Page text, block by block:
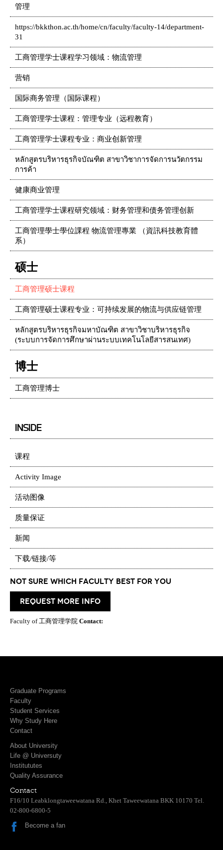
管理
https://bkkthon.ac.th/home/cn/faculty/faculty-14/department-
31
工商管理学士课程学习领域：物流管理
营销
国际商务管理（国际课程）
工商管理学士课程：管理专业（远程教育）
工商管理学士课程专业：商业创新管理
หลักสูตรบริหารธุรกิจบัณฑิต สาขาวิชาการจัดการนวัตกรรม
การค้า
健康商业管理
工商管理学士课程研究领域：财务管理和债务管理创新
工商管理學士學位課程 物流管理專業 （資訊科技教育體
系）
硕士
工商管理硕士课程
工商管理硕士课程专业：可持续发展的物流与供应链管理
หลักสูตรบริหารธุรกิจมหาบัณฑิต สาขาวิชาบริหารธุรกิจ
(ระบบการจัดการศึกษาผ่านระบบเทคโนโลยีสารสนเทศ)
博士
工商管理博士
INSIDE
课程
Activity Image
活动图像
质量保证
新闻
下载/链接/等
Not Sure which Faculty best for you
request more info
Faculty of 工商管理学院 Contact:
Graduate Programs
Faculty
Student Services
Why Study Here
Contact
About University
Life @ Universuty
Institututes
Quality Assurance
Contact
F16/10 Leabklongtaweewatana Rd., Khet Taweewatana BKK 10170 Tel.
02-800-6800-5
Become a fan